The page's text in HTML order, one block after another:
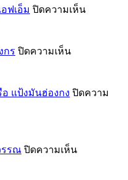
ฟเอ็ม ปิดความเห็นบน
กร ปิดความเห็นบน
และ
แป้งมันฮ่องกง ปิดความ
รรณ ปิดความเห็นบน